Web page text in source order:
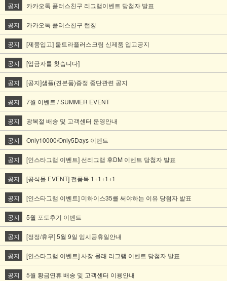
공지 카카오톡 플러스친구 리그램이벤트 당첨자 발표
공지 카카오톡 플러스친구 런칭
공지 [제품입고] 울트라플러스크림 신제품 입고공지
공지 [입금자를 찾습니다]
공지 [공지]샘플(견본품)증정 중단관련 공지
공지 7월 이벤트 / SUMMER EVENT
공지 광복절 배송 및 고객센터 운영안내
공지 Only10000/Only5Days 이벤트
공지 [인스타그램 이벤트] 선리그램 후DM 이벤트 당첨자 발표
공지 [공식몰 EVENT] 전품목 1+1+1+1
공지 [인스타그램 이벤트] 미하이스35를 써야하는 이유 당첨자 발표
공지 5월 포토후기 이벤트
공지 [정정/휴무] 5월 9일 임시공휴일안내
공지 [인스타그램 이벤트] 사장 몰래 리그램 이벤트 당첨자 발표
공지 5월 황금연휴 배송 및 고객센터 이용안내